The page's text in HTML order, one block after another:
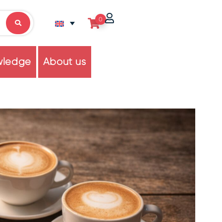
0
About us